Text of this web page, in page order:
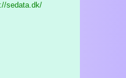
sedata.dk/